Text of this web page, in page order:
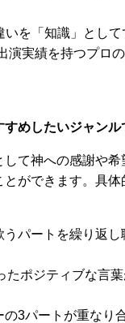
を「知識」とし
実績を持つプロ
めしたいジャンル
て神への感謝や希
ができます。具体
パートを繰り返
たポジティブな言
3パートが重なり